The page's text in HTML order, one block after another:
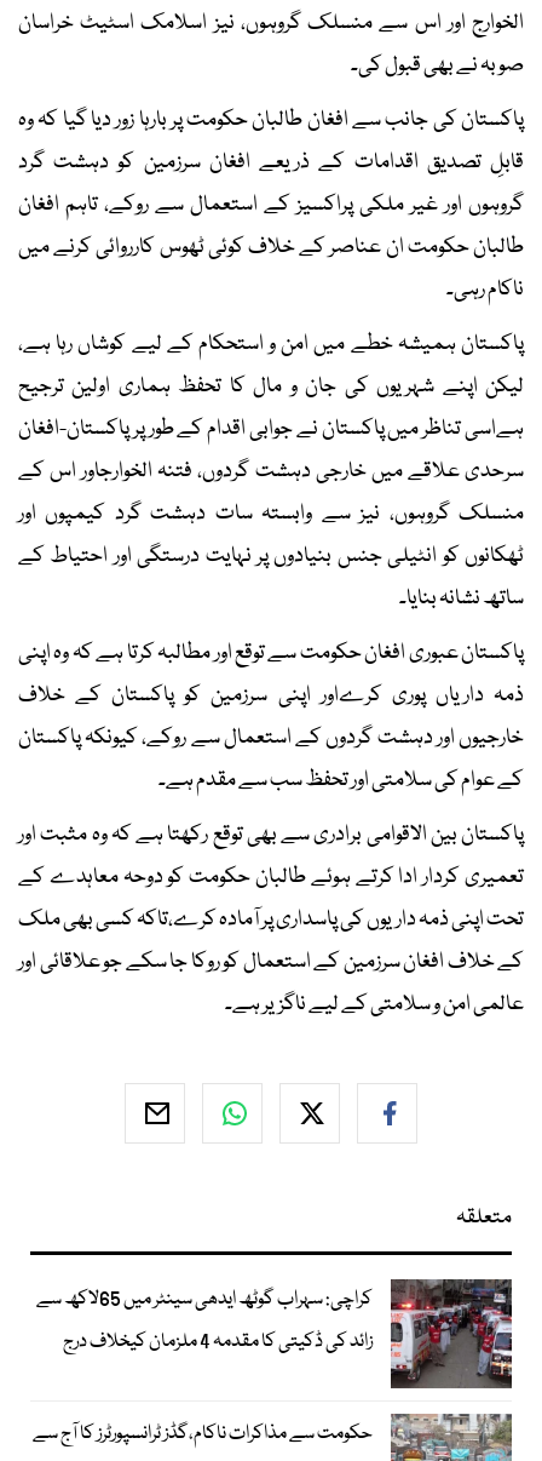
الخوارج اور اس سے منسلک گروہوں، نیز اسلامک اسٹیٹ خراسان
صوبہ نے بھی قبول کی۔
پاکستان کی جانب سے افغان طالبان حکومت پر بارہا زور دیا گیا کہ وہ
قابلِ تصدیق اقدامات کے ذریعے افغان سرزمین کو دہشت گرد
گروہوں اور غیر ملکی پراکسیز کے استعمال سے روکے، تاہم افغان
طالبان حکومت ان عناصر کے خلاف کوئی ٹھوس کارروائی کرنے میں
ناکام رہی۔
پاکستان ہمیشہ خطے میں امن و استحکام کے لیے کوشاں رہا ہے،
لیکن اپنے شہریوں کی جان و مال کا تحفظ ہماری اولین ترجیح
ہےاسی تناظر میں پاکستان نے جوابی اقدام کے طور پر پاکستان-افغان
سرحدی علاقے میں خارجی دہشت گردوں، فتنہ الخوارجاور اس کے
منسلک گروہوں، نیز سے وابستہ سات دہشت گرد کیمپوں اور
ٹھکانوں کو انٹیلی جنس بنیادوں پر نہایت درستگی اور احتیاط کے
ساتھ نشانہ بنایا۔
پاکستان عبوری افغان حکومت سے توقع اور مطالبہ کرتا ہے کہ وہ اپنی
ذمہ داریاں پوری کرےاور اپنی سرزمین کو پاکستان کے خلاف
خارجیوں اور دہشت گردوں کے استعمال سے روکے، کیونکہ پاکستان
کے عوام کی سلامتی اور تحفظ سب سے مقدم ہے۔
پاکستان بین الاقوامی برادری سے بھی توقع رکھتا ہے کہ وہ مثبت اور
تعمیری کردار ادا کرتے ہوئے طالبان حکومت کو دوحہ معاہدے کے
تحت اپنی ذمہ داریوں کی پاسداری پر آمادہ کرے،تاکہ کسی بھی ملک
کے خلاف افغان سرزمین کے استعمال کو روکا جا سکے جو علاقائی اور
عالمی امن و سلامتی کے لیے ناگزیر ہے۔
متعلقہ
کراچی: سہراب گوٹھ ایدھی سینٹر میں 65لاکھ سے
زائد کی ڈکیتی کا مقدمہ 4 ملزمان کیخلاف درج
حکومت سے مذاکرات ناکام،گڈز ٹرانسپورٹرز کا آج سے